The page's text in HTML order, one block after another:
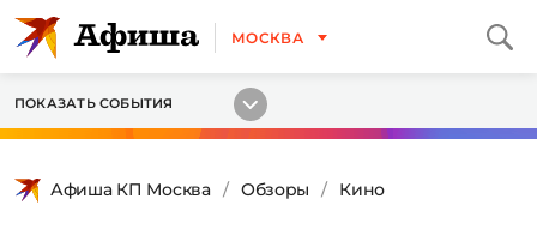
МОСКВА
ПОКАЗАТЬ СОБЫТИЯ
Афиша КП Москва Обзоры Кино